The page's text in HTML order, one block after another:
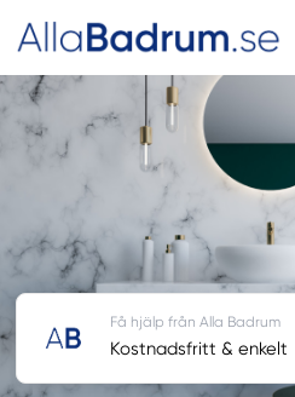
Få hjälp från Alla Badrum
Kostnadsfritt & enkelt